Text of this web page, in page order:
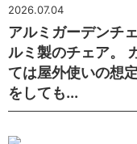
2026.07.04
アルミガーデンチ
ルミ製のチェア。
ては屋外使いの想
をしても...